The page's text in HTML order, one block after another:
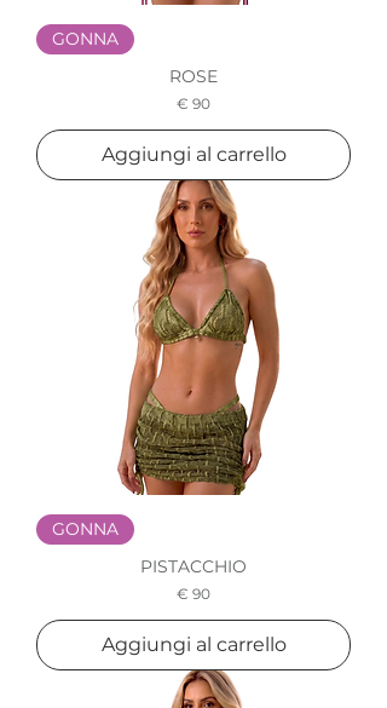
GONNA
ROSE
Prezzo
€ 90
Aggiungi al carrello
GONNA
PISTACCHIO
Prezzo
€ 90
Aggiungi al carrello